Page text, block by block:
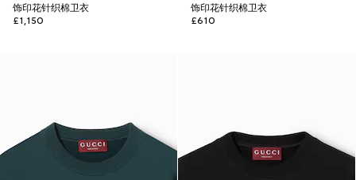
饰印花针织棉卫衣
£1,150
饰印花针织棉卫衣
£610